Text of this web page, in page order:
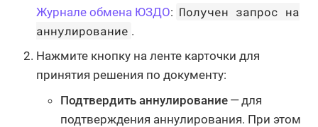
Журнале обмена ЮЗДО: Получен запрос на
аннулирование .
Нажмите кнопку на ленте карточки для
принятия решения по документу:
Подтвердить аннулирование — для
подтверждения аннулирования. При этом